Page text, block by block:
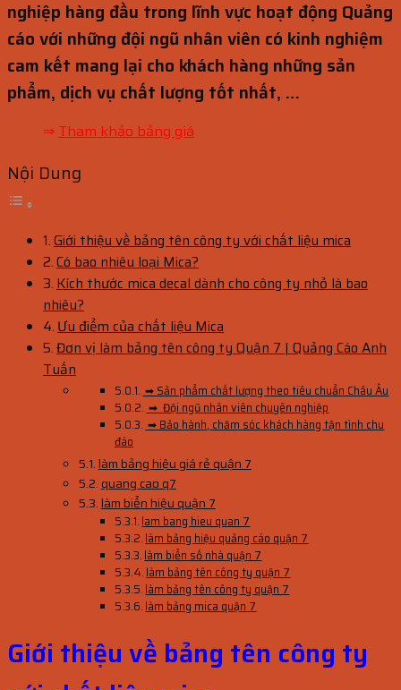
nghiệp hàng đầu trong lĩnh vực hoạt động Quảng
cáo với những đội ngũ nhân viên có kinh nghiệm
cam kết mang lại cho khách hàng những sản
phẩm, dịch vụ chất lượng tốt nhất, …
⇒Tham khảo bảng giá
Nội Dung
Giới thiệu về bảng tên công ty với chất liệu mica
Có bao nhiêu loại Mica?
Kích thước mica decal dành cho công ty nhỏ là bao
nhiêu?
Ưu điểm của chất liệu Mica
Đơn vị làm bảng tên công ty Quận 7 | Quảng Cáo Anh
Tuấn
➡ Sản phẩm chất lượng theo tiêu chuẩn Châu Âu
➡ Đội ngũ nhân viên chuyên nghiệp
➡ Bảo hành, chăm sóc khách hàng tận tình chu
đáo
làm bảng hiệu giá rẻ quận 7
quang cao q7
làm biển hiệu quận 7
lam bang hieu quan 7
làm bảng hiệu quảng cáo quận 7
làm biển số nhà quận 7
làm bảng tên công ty quận 7
làm bảng tên công ty quận 7
làm bảng mica quận 7
Giới thiệu về bảng tên công ty